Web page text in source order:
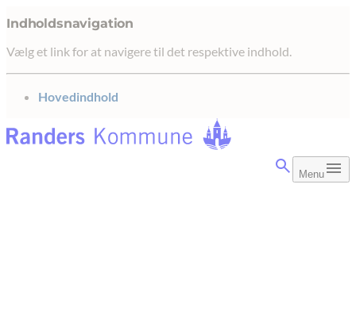
Indholdsnavigation
Vælg et link for at navigere til det respektive indhold.
gå til
Hovedindhold
Menu